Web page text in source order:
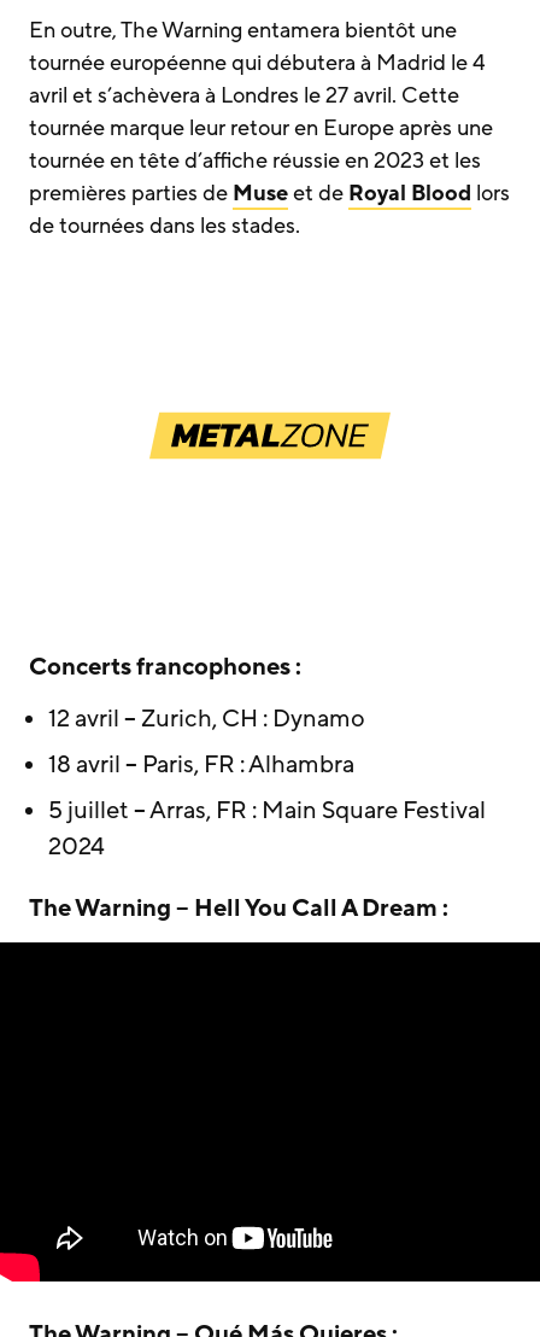
En outre, The Warning entamera bientôt une
tournée européenne qui débutera à Madrid le 4
avril et s’achèvera à Londres le 27 avril. Cette
tournée marque leur retour en Europe après une
tournée en tête d’affiche réussie en 2023 et les
premières parties de Museet de Royal Blood lors
de tournées dans les stades.
Concerts francophones :
12 avril – Zurich, CH : Dynamo
18 avril – Paris, FR : Alhambra
5 juillet – Arras, FR : Main Square Festival
2024
The Warning – Hell You Call A Dream :